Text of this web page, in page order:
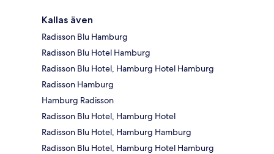
Kallas även
Radisson Blu Hamburg
Radisson Blu Hotel Hamburg
Radisson Blu Hotel, Hamburg Hotel Hamburg
Radisson Hamburg
Hamburg Radisson
Radisson Blu Hotel, Hamburg Hotel
Radisson Blu Hotel, Hamburg Hamburg
Radisson Blu Hotel, Hamburg Hotel Hamburg